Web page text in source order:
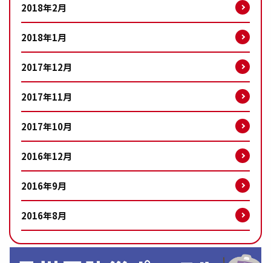
2018年2月
2018年1月
2017年12月
2017年11月
2017年10月
2016年12月
2016年9月
2016年8月